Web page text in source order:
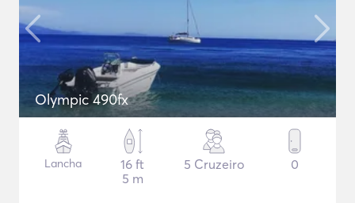
Olympic 490fx
Lancha
16 ft
5 m
5 Cruzeiro 0